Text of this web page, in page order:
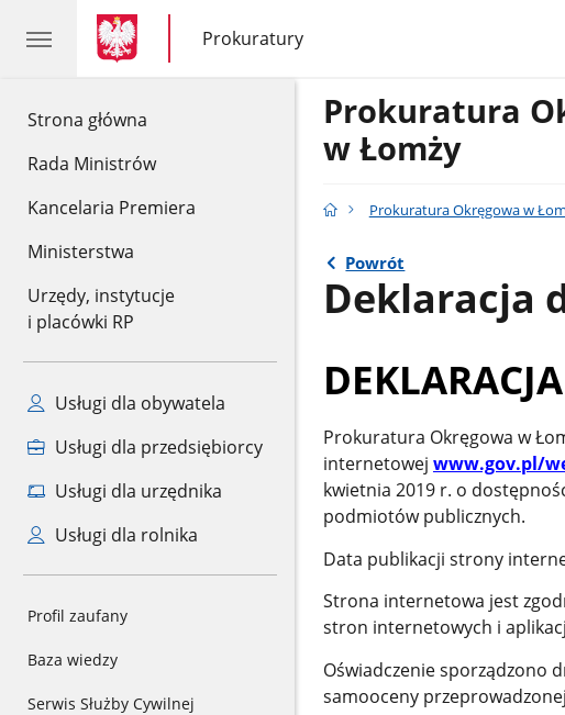
Strona główna
Rada Ministrów
Kancelaria Premiera
Ministerstwa
Urzędy, instytucje
i placówki RP
Usługi dla obywatela
Usługi dla przedsiębiorcy
Usługi dla urzędnika
Usługi dla rolnika
Profil zaufany
Baza wiedzy
Serwis Służby Cywilnej
gov.pl
gov.pl
Prokuratury
gov.pl
Prokuratury
Prokuratura
w Łomży
Prokuratura Okręgowa w
Powrót
Deklaracja
Prokuratura Okręgowa w
internetowej www.gov.pl/
kwietnia 2019 r. o
podmiotów publicznych.
Data publikacji strony
Strona internetowa jest
stron internetowych i
Oświadczenie sporządzono
samooceny